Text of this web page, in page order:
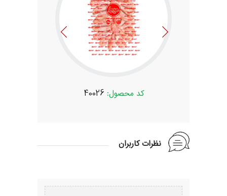
کد محصول: 40026
نظرات کاربران